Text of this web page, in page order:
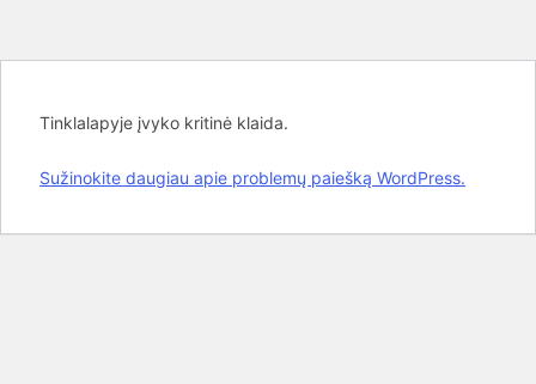
Tinklalapyje įvyko kritinė klaida.
Sužinokite daugiau apie problemų paiešką WordPress.